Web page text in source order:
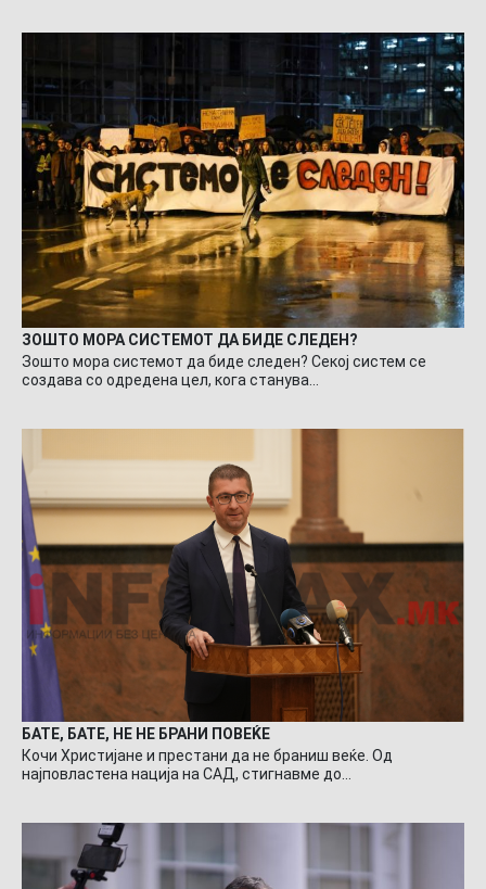
ЗОШТО МОРА СИСТЕМОТ ДА БИДЕ СЛЕДЕН?
Зошто мора системот да биде следен? Секој систем се
создава со одредена цел, кога станува…
БАТЕ, БАТЕ, НЕ НЕ БРАНИ ПОВЕЌЕ
Кочи Христијане и престани да не браниш веќе. Од
најповластена нација на САД, стигнавме до…